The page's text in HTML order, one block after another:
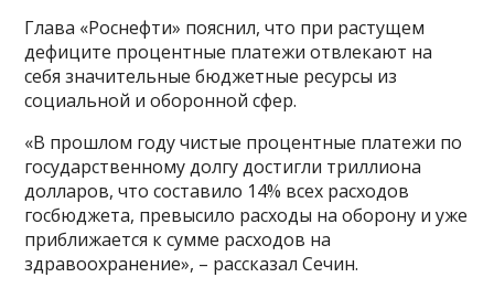
Глава «Роснефти» пояснил, что при растущем
дефиците процентные платежи отвлекают на
себя значительные бюджетные ресурсы из
социальной и оборонной сфер.
«В прошлом году чистые процентные платежи по
государственному долгу достигли триллиона
долларов, что составило 14% всех расходов
госбюджета, превысило расходы на оборону и уже
приближается к сумме расходов на
здравоохранение», – рассказал Сечин.